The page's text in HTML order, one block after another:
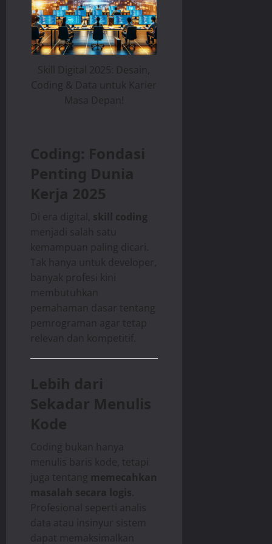
Skill Digital 2025: Desain,
Coding & Data untuk Karier
Masa Depan!
Coding: Fondasi
Penting Dunia
Kerja 2025
Di era digital, skill coding
menjadi salah satu
kemampuan paling dicari.
Tak hanya untuk developer,
banyak profesi kini
membutuhkan
pemahaman dasar tentang
pemrograman agar tetap
relevan dan kompetitif.
Lebih dari
Sekadar Menulis
Kode
Coding bukan hanya
menulis baris kode, tetapi
juga tentang memecahkan
masalah secara logis
Profesional seperti analis
data atau insinyur sistem
dapat memaksimalkan